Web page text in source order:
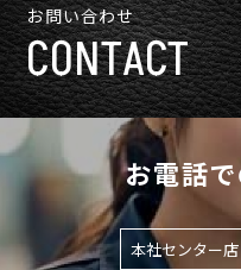
お問い合わせ
CONTACT
お電話
本社センター店